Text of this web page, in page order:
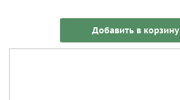
Добавить в корзину